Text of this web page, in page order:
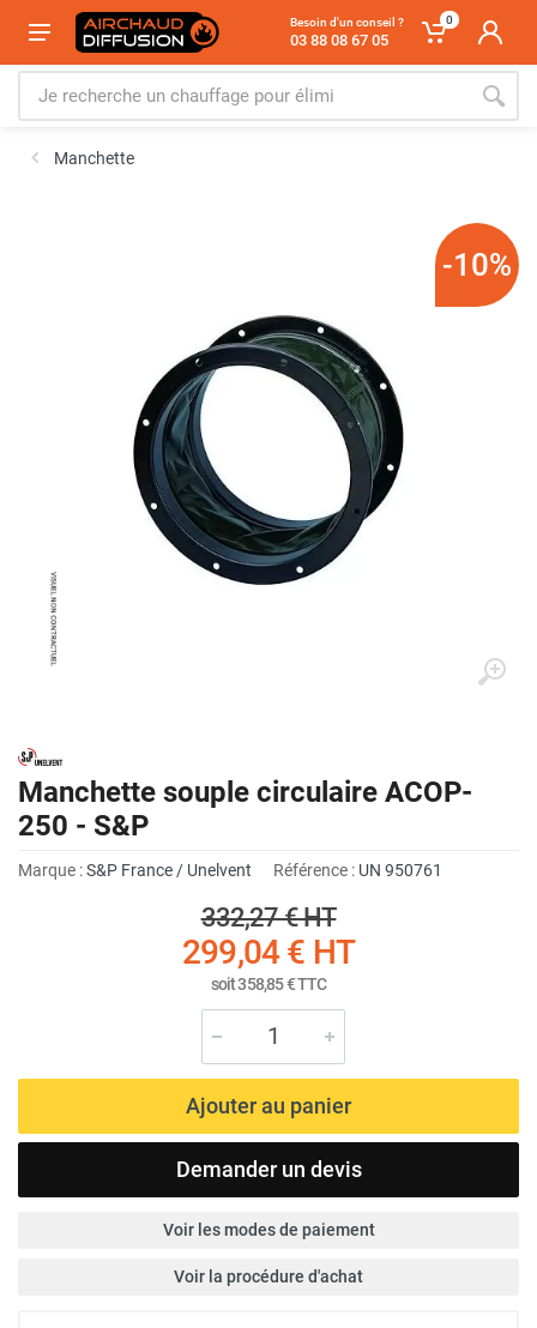
Besoin d'un conseil ?
03 88 08 67 05
0
Manchette
-10%
Manchette souple circulaire ACOP-
250 - S&P
Marque :S&P France / Unelvent Référence : UN 950761
332,27 €HT
299,04 € HT
soit358,85 €TTC
Ajouter au panier
Demander un devis
Voir les modes de paiement
Voir la procédure d'achat